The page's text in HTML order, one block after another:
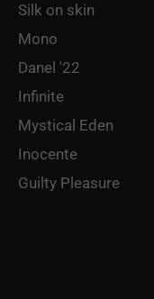
Silk on skin
Mono
Danel '22
Infinite
Mystical Eden
Inocente
Guilty Pleasure